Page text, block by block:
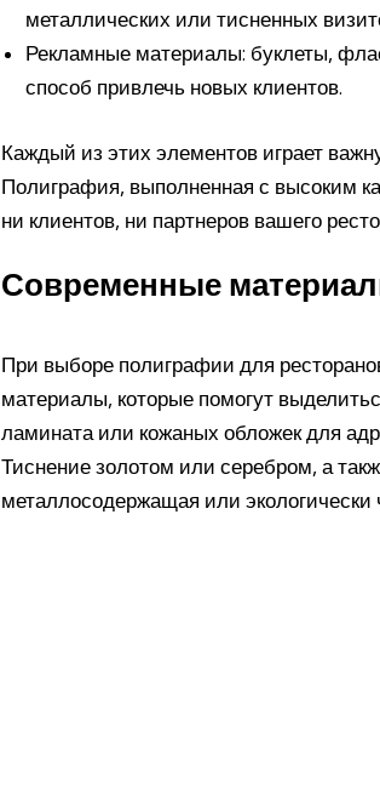
металлических или тисненных
Рекламные материалы: буклеты,
способ привлечь новых клиентов.
Каждый из этих элементов играет
Полиграфия, выполненная с высоким
ни клиентов, ни партнеров вашего
Современные
При выборе полиграфии для
материалы, которые помогут
ламината или кожаных обложек для
Тиснение золотом или серебром, а
металлосодержащая или